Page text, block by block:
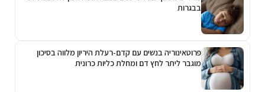
בבגרות
פרוטאינוריה בנשים עם קדם-רעלת היריון מלווה בסיכון
מוגבר ליתר לחץ דם ומחלת כליות כרונית